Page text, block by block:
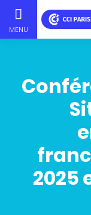
principal
MENU
2025